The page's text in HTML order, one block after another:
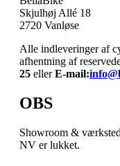
Skjulhøj Allé 18
2720 Vanløse
Alle indleveringer af
afhentning af
25 ellerE-mail:
OBS
Showroom &
NV er lukket.